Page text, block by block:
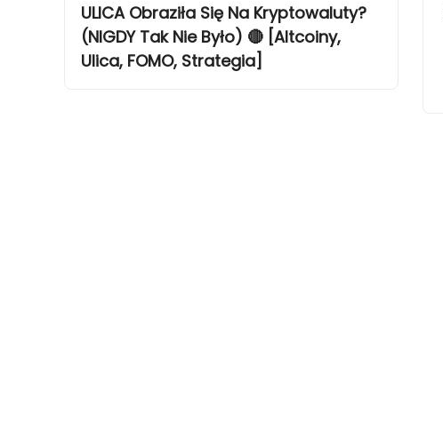
ULICA Obraziła Się Na Kryptowaluty?
(NIGDY Tak Nie Było) 🔴 [Altcoiny,
Ulica, FOMO, Strategia]